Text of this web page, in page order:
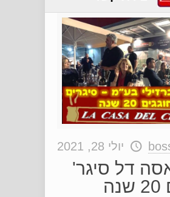
יולי 28, 2021
דל סיגר'